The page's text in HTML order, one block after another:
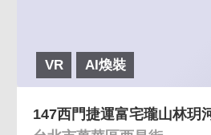
VR AI煥裝